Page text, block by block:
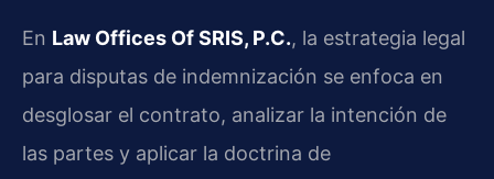
En Law Offices Of SRIS, P.C., la estrategia legal
para disputas de indemnización se enfoca en
desglosar el contrato, analizar la intención de
las partes y aplicar la doctrina de